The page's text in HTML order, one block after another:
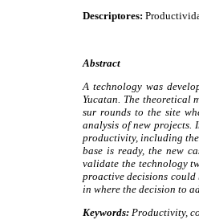
Descriptores:
Abstract
A technology was
Yucatan. The theoretical
sur rounds to the site
analysis of new projects.
productivity, including the
base is ready, the new
validate the technology
proactive decisions
in where the decision to
Keywords: Productivity,